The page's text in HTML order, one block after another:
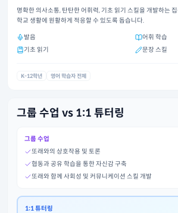
명확한 의사소통, 탄탄한 어휘력, 기초 읽기 스킬을 개발하는
학교 생활에 원활하게 적응할 수 있도록 돕습니다.
발음
어휘 학습
기초 읽기
문장 스킬
K-12학년 영어 학습자 전체
그룹 수업 vs 1:1 튜터링
그룹 수업
또래와의 상호작용 및 토론
협동과 공유 학습을 통한 자신감 구축
또래와 함께 사회성 및 커뮤니케이션 스킬 개발
1:1 튜터링